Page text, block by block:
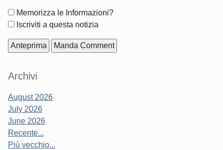
Form
options
Memorizza le Informazioni?
Iscriviti a questa notizia
Sidebar
Archivi
August 2026
July 2026
June 2026
Recente...
Più vecchio...